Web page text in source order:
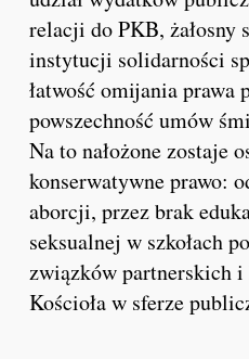
relacji do PKB, żałosny
instytucji solidarności
łatwość omijania prawa
powszechność umów
Na to nałożone zostaje
konserwatywne prawo:
aborcji, przez brak
seksualnej w szkołach
związków partnerskich i
Kościoła w sferze